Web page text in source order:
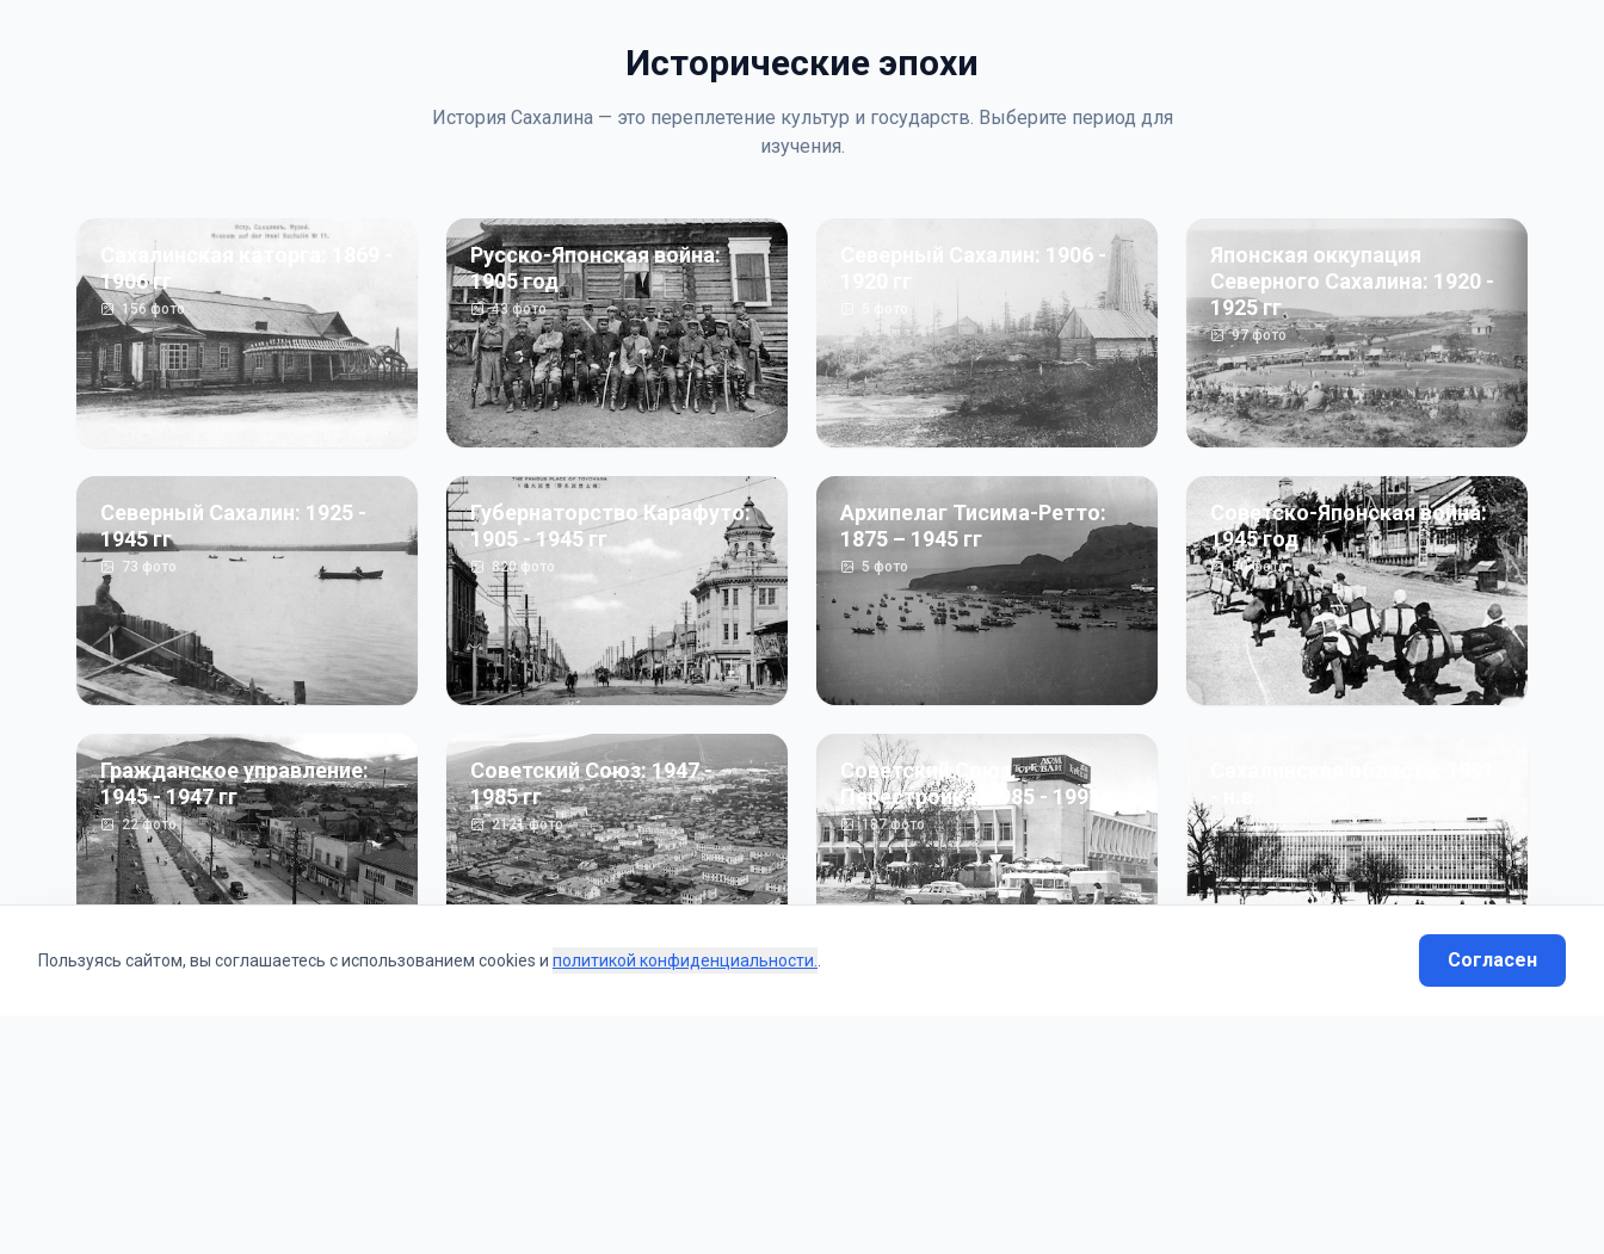
Исторические эпохи
История Сахалина — это переплетение культур и государств. Выберите период для
изучения.
Сахалинская каторга: 1869 -
1906 гг
156фото
Русско-Японская война:
1905 год
43фото
Северный Сахалин: 1906 -
Японская оккупация
Северного Сахалина: 1920 -
1925 гг
97фото
Северный Сахалин: 1925 -
1945 гг
73 фото
Губернаторство Карафуто:
1905 - 1945 гг
820фото
Архипелаг Тисима-Ретто:
1875 – 1945 гг
5фото
Советско-Японская война:
1945 год
50фото
Гражданское управление:
1945 - 1947 гг
22фото
Советский Союз: 1947 -
1985 гг
2121фото
Советский Союз.
Перестройка: 1985 - 1991 гг
187фото 13фото
Пользуясь сайтом, вы соглашаетесь с использованием cookies и политикой конфиденциальности. Согласен